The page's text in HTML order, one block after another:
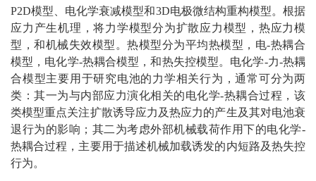
P2D模型、电化学衰减模型和3D电极微结构重构模型。根据
应力产生机理，将力学模型分为扩散应力模型，热应力模
型，和机械失效模型。热模型分为平均热模型，电-热耦合
模型，电化学-热耦合模型，和热失控模型。电化学-力-热耦
合模型主要用于研究电池的力学相关行为，通常可分为两
类：其一为与内部应力演化相关的电化学-热耦合过程，该
类模型重点关注扩散诱导应力及热应力的产生及其对电池衰
退行为的影响；其二为考虑外部机械载荷作用下的电化学-
热耦合过程，主要用于描述机械加载诱发的内短路及热失控
行为。